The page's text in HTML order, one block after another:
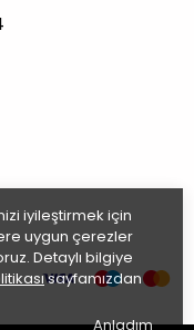
iyileştirmek için
uygun çerezler
Detaylı bilgiye
sayfamızdan
Anladım